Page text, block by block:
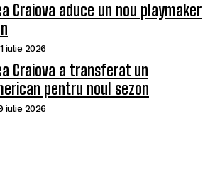
Craiova aduce un nou playmaker
iulie 2026
Craiova a transferat un
pentru noul sezon
iulie 2026